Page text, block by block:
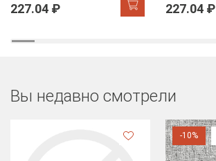
227.04 ₽ 227.04 ₽
Вы недавно смотрели
-10%